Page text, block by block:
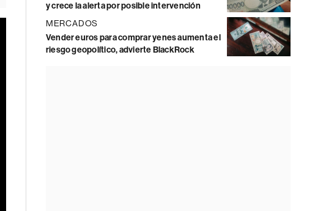
y crece la alerta por posible intervención
MERCADOS
Vender euros para comprar yenes aumenta el
riesgo geopolítico, advierte BlackRock